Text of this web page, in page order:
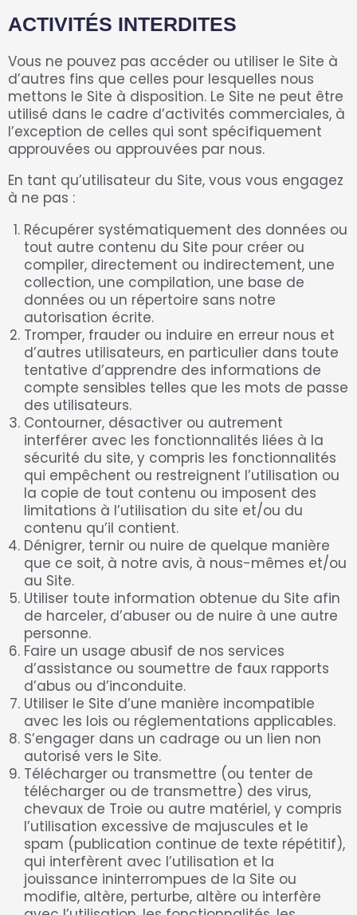
ACTIVITÉS INTERDITES
Vous ne pouvez pas accéder ou utiliser le Site à
d’autres fins que celles pour lesquelles nous
mettons le Site à disposition. Le Site ne peut être
utilisé dans le cadre d’activités commerciales, à
l’exception de celles qui sont spécifiquement
approuvées ou approuvées par nous.
En tant qu’utilisateur du Site, vous vous engagez
à ne pas :
Récupérer systématiquement des données ou
tout autre contenu du Site pour créer ou
compiler, directement ou indirectement, une
collection, une compilation, une base de
données ou un répertoire sans notre
autorisation écrite.
Tromper, frauder ou induire en erreur nous et
d’autres utilisateurs, en particulier dans toute
tentative d’apprendre des informations de
compte sensibles telles que les mots de passe
des utilisateurs.
Contourner, désactiver ou autrement
interférer avec les fonctionnalités liées à la
sécurité du site, y compris les fonctionnalités
qui empêchent ou restreignent l’utilisation ou
la copie de tout contenu ou imposent des
limitations à l’utilisation du site et/ou du
contenu qu’il contient.
Dénigrer, ternir ou nuire de quelque manière
que ce soit, à notre avis, à nous-mêmes et/ou
au Site.
Utiliser toute information obtenue du Site afin
de harceler, d’abuser ou de nuire à une autre
personne.
Faire un usage abusif de nos services
d’assistance ou soumettre de faux rapports
d’abus ou d’inconduite.
Utiliser le Site d’une manière incompatible
avec les lois ou réglementations applicables.
S’engager dans un cadrage ou un lien non
autorisé vers le Site.
Télécharger ou transmettre (ou tenter de
télécharger ou de transmettre) des virus,
chevaux de Troie ou autre matériel, y compris
l’utilisation excessive de majuscules et le
spam (publication continue de texte répétitif),
qui interfèrent avec l’utilisation et la
jouissance ininterrompues de la Site ou
modifie, altère, perturbe, altère ou interfère